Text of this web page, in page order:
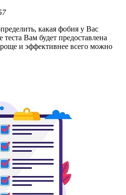
какая фобия у Вас
теста Вам будет предоставлена
и эффективнее всего можно